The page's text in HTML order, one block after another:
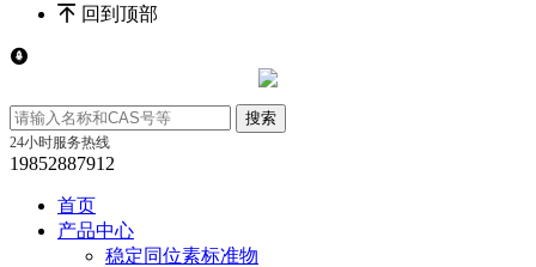
回到顶部
24小时服务热线
19852887912
首页
产品中心
稳定同位素标准物